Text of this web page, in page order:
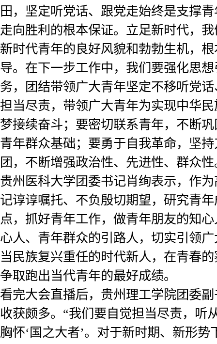
田，坚定听党话、跟党走始终是支撑
走向胜利的根本保证。立足新时代，
新时代青年的良好风貌和勃勃生机，
导。在下一步工作中，我们要强化思
务，团结带领广大青年坚定不移听党
担当尽责，带领广大青年为实现中华
梦接续奋斗；要密切联系青年，不断
青年群众基础；要勇于自我革命，坚
团，不断增强政治性、先进性、群众性
贵州医科大学团委书记肖绚表示，作
记谆谆嘱托、不负殷切期望，研究青
点，抓好青年工作，做青年朋友的知
心人、青年群众的引路人，切实引领
当民族复兴重任的时代新人，在青春
争取跑出当代青年的最好成绩。
看完大会直播后，贵州理工学院团委
收获颇多。“我们要自觉担当尽责，听
胸怀‘国之大者’。对于新时期、新形势